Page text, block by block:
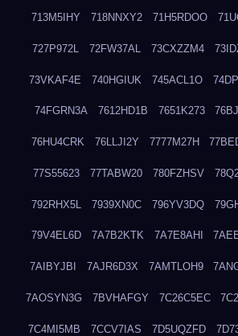
713M5IHY 718NNXY2 71H5RDOO
727P972L 72FW37AL 73CXZZM4
73VKAF4E 740HGIUK 745ACL1O
74FGRN3A 7612HD1B 7651K273
76HU4CRK 76LLJI2Y 7777M27H
77S55623 77TABW20 780FZHSV
792RHX5L 7939XN0C 796YV3DQ
79V4EL6D 7A7B2KTK 7A7E8AHI
7AIBYJBI 7AJR6D3X 7AMTLOH9
7AOSYN3G 7BVHAFGY 7C26C5EC
7C4MI5MB 7CCV7IAS 7D5UQZFD